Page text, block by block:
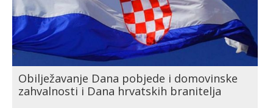
Obilježavanje Dana pobjede i domovinske
zahvalnosti i Dana hrvatskih branitelja